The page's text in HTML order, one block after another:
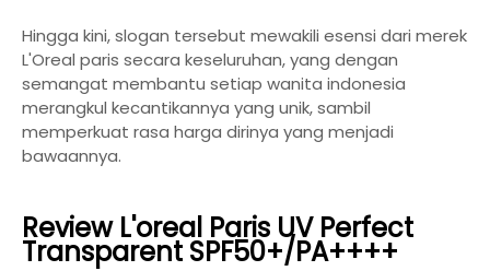
Hingga kini, slogan tersebut mewakili esensi dari merek
L'Oreal paris secara keseluruhan, yang dengan
semangat membantu setiap wanita indonesia
merangkul kecantikannya yang unik, sambil
memperkuat rasa harga dirinya yang menjadi
bawaannya.
Review L'oreal Paris UV Perfect
Transparent SPF50+/PA++++